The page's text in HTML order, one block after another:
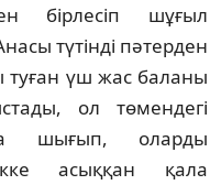
бірлесіп шұғыл
түтінді пәтерден
үш жас баланы
ол төмендегі
шығып, оларды
асыққан қала